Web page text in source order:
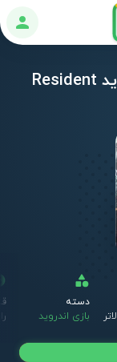
ورود
دانلود بازی رزیدنت اویل 8 اندروید Resident
دسته
بازی اندروید